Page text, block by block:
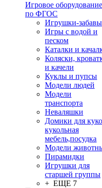
Игровое оборудование
по ФГОС
Игрушки-забавы
Игры с водой и
песком
Каталки и
Коляски,
и качели
Куклы и пупсы
Модели людей
Модели
транспорта
Неваляшки
Домики для
кукольная
мебель,посудка
Модели
Пирамидки
Игрушки для
старшей группы
+ ЕЩЕ 7